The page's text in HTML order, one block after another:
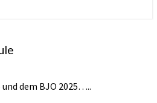
dem BJO 2025…..